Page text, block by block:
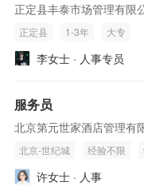
正定县丰泰市场管理有限
正定县 1-3年 大专
李女士 · 人事专员
服务员
北京第元世家酒店管理有
北京-世纪城 经验不限
许女士 · 人事